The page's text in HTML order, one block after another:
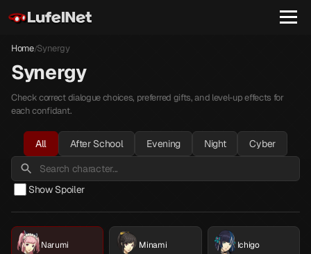
Home/Synergy
Synergy
Check correct dialogue choices, preferred gifts, and level-up effects for
each confidant.
All After School Evening Night Cyber
Show Spoiler
Narumi Minami Ichigo